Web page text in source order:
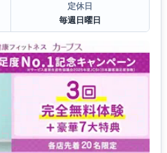
定休日
毎週日曜日